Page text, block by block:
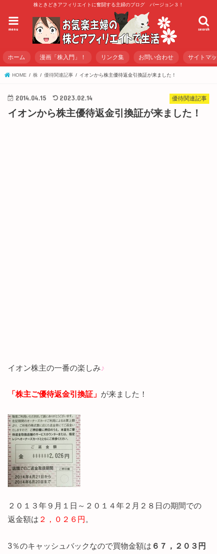
株ときどきアフィリエイトに奮闘する主婦のブログ バージョン３！
search
menu
ホーム 漫画「株入門」！ リンク集 お問い合わせ サイトマ
HOME 株 優待関連記事 イオンから株主優待返金引換証が来ました！
優待関連記事
2014.04.15 2023.02.14
イオンから株主優待返金引換証が来ました！
イオン株主の一番の楽しみ♪
「株主ご優待返金引換証」 が来ました！
２０１３年９月１日～２０１４年２月２８日の期間での
返金額は ２，０２６円。
3％のキャッシュバックなので買物金額は ６７，２０３円